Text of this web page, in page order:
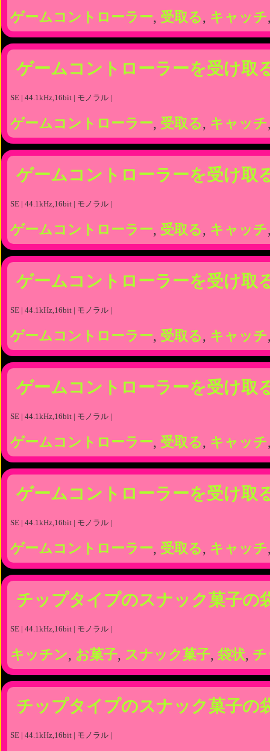
ゲームコントローラー, 受取る, キャッチ
ゲームコントローラーを受け取
SE | 44.1kHz,16bit | モノラル |
ゲームコントローラー, 受取る, キャッチ
ゲームコントローラーを受け取
SE | 44.1kHz,16bit | モノラル |
ゲームコントローラー, 受取る, キャッチ
ゲームコントローラーを受け取
SE | 44.1kHz,16bit | モノラル |
ゲームコントローラー, 受取る, キャッチ
ゲームコントローラーを受け取
SE | 44.1kHz,16bit | モノラル |
ゲームコントローラー, 受取る, キャッチ
ゲームコントローラーを受け取
SE | 44.1kHz,16bit | モノラル |
ゲームコントローラー, 受取る, キャッチ
チップタイプのスナック菓子の
SE | 44.1kHz,16bit | モノラル |
キッチン, お菓子, スナック菓子, 袋状,
チップタイプのスナック菓子の
SE | 44.1kHz,16bit | モノラル |